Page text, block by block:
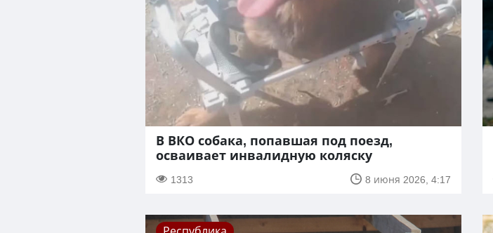
В ВКО собака, попавшая под поезд,
осваивает инвалидную коляску
1313 8 июня 2026, 4:17